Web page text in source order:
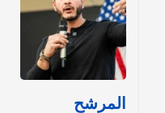
المرشح